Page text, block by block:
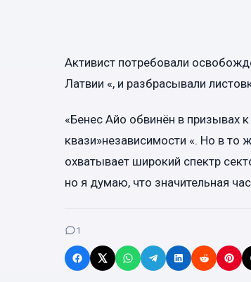
Активист потребовали
Латвии «, и разбрасывали
«Бенес Айо обвинён в призывах
квази»независимости «. Но в то
охватывает широкий спектр
но я думаю, что значительная
1